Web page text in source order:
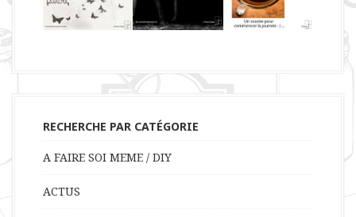
RECHERCHE PAR CATÉGORIE
A FAIRE SOI MEME / DIY
ACTUS